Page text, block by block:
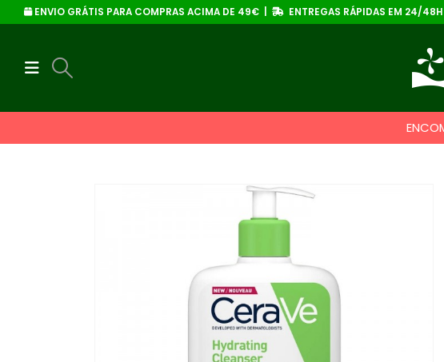
ENVIO GRÁTIS PARA COMPRAS ACIMA DE 49€ | ENTREGAS RÁPIDAS EM 24/48H